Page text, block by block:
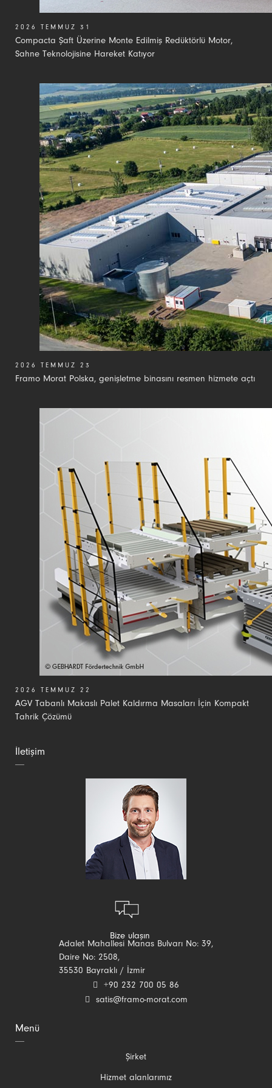
Menü
Şirket
Hizmet alanlarımız
Compacta Şaft Üzerine Monte Edilmiş Redüktörlü Motor,
Sahne Teknolojisine Hareket Katıyor
2026 TEMMUZ 31
Framo Morat Polska, genişletme binasını resmen hizmete açtı
2026 TEMMUZ 23
AGV Tabanlı Makaslı Palet Kaldırma Masaları İçin Kompakt
Tahrik Çözümü
2026 TEMMUZ 22
İletişim
Bize ulaşın
Adalet Mahallesi Manas Bulvarı No: 39,
Daire No: 2508,
35530 Bayraklı / İzmir
+90 232 700 05 86
satis@framo-morat.com